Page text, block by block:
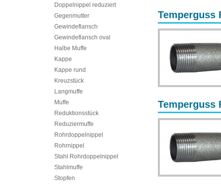
Temperguss
Temperguss
Doppelnippel reduziert
Gegenmutter
Gewindeflansch
Gewindeflansch oval
Halbe Muffe
Kappe
Kappe rund
Kreuzstück
Langmuffe
Muffe
Reduktionsstück
Reduziermuffe
Rohrdoppelnippel
Rohrnippel
Stahl Rohrdoppelnippel
Stahlmuffe
Stopfen